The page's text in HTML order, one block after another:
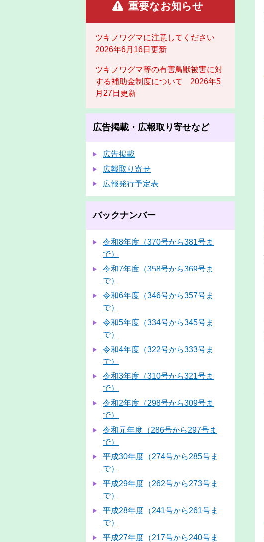
重要なお知らせ
ツキノワグマに注意してください
2026年6月16日更新
ツキノワグマ等の有害鳥獣被害に対
する補助金制度について
2026年5
月27日更新
広告掲載・広報取り寄せなど
広告掲載
広報取り寄せ
広報発行予定表
バックナンバー
令和8年度（370号から381号ま
で）
令和7年度（358号から369号ま
で）
令和6年度（346号から357号ま
で）
令和5年度（334号から345号ま
で）
令和4年度（322号から333号ま
で）
令和3年度（310号から321号ま
で）
令和2年度（298号から309号ま
で）
令和元年度（286号から297号ま
で）
平成30年度（274号から285号ま
で）
平成29年度（262号から273号ま
で）
平成28年度（241号から261号ま
で）
平成27年度（217号から240号ま